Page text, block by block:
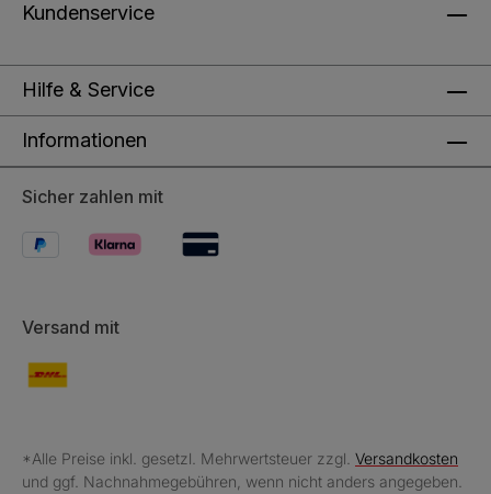
Kundenservice
Hilfe & Service
Informationen
*Alle Preise inkl. gesetzl. Mehrwertsteuer zzgl. Versandkosten
und ggf. Nachnahmegebühren, wenn nicht anders angegeben.
Sicher zahlen mit
Versand mit